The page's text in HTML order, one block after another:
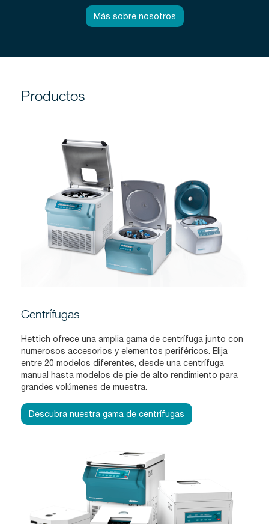
Más sobre nosotros
Productos
Centrífugas
Hettich ofrece una amplia gama de centrífuga junto con
numerosos accesorios y elementos periféricos. Elija
entre 20 modelos diferentes, desde una centrífuga
manual hasta modelos de pie de alto rendimiento para
grandes volúmenes de muestra.
Descubra nuestra gama de centrífugas